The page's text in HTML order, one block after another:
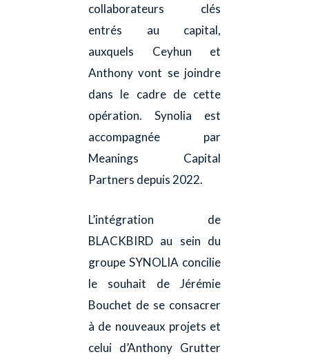
collaborateurs clés
entrés au capital,
auxquels Ceyhun et
Anthony vont se joindre
dans le cadre de cette
opération. Synolia est
accompagnée par
Meanings Capital
Partners depuis 2022.
L’intégration de
BLACKBIRD au sein du
groupe SYNOLIA concilie
le souhait de Jérémie
Bouchet de se consacrer
à de nouveaux projets et
celui d’Anthony Grutter